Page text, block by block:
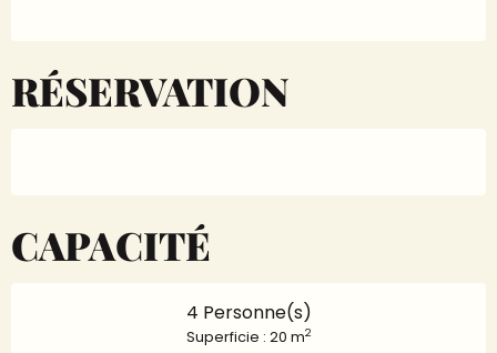
RÉSERVATION
CAPACITÉ
4 Personne(s)
Superficie : 20 m2